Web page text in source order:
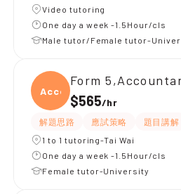
Video tutoring
One day a week -1.5Hour/cls
Male tutor/Female tutor-
Accou
Form
$565/hr
解題思路 應試策略 題目講解
1 to 1 tutoring-Tai Wai
One day a week -1.5Hour/cls
Female tutor-University